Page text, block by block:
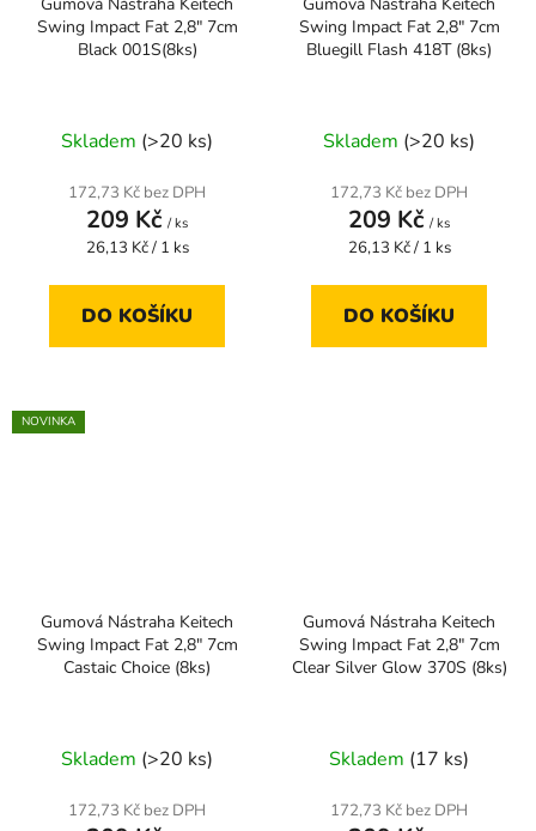
Swing Impact Fat 2,8" 7cm
Black 001S(8ks)
Skladem (>20 ks)
172,73 Kč bez DPH
209 Kč / ks
Měrná
26,13 Kč / 1 ks
DO KOŠÍKU
Swing Impact Fat 2,8" 7cm
Bluegill Flash 418T (8ks)
Skladem (>20 ks)
172,73 Kč bez DPH
209 Kč / ks
Měrná
26,13 Kč / 1 ks
DO KOŠÍKU
NOVINKA
Gumová Nástraha Keitech
Swing Impact Fat 2,8" 7cm
Castaic Choice (8ks)
Skladem (>20 ks)
172,73 Kč bez DPH
Gumová Nástraha Keitech
Swing Impact Fat 2,8" 7cm
Clear Silver Glow 370S (8ks)
Skladem (17 ks)
172,73 Kč bez DPH